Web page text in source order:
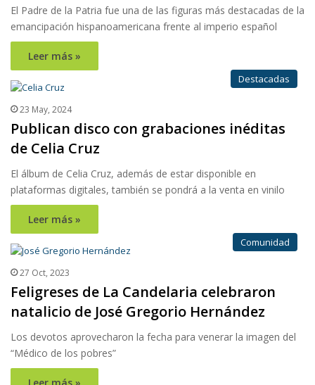
El Padre de la Patria fue una de las figuras más destacadas de la
emancipación hispanoamericana frente al imperio español
Leer más »
Destacadas
23 May, 2024
Publican disco con grabaciones inéditas
de Celia Cruz
El álbum de Celia Cruz, además de estar disponible en
plataformas digitales, también se pondrá a la venta en vinilo
Leer más »
Comunidad
27 Oct, 2023
Feligreses de La Candelaria celebraron
natalicio de José Gregorio Hernández
Los devotos aprovecharon la fecha para venerar la imagen del
“Médico de los pobres”